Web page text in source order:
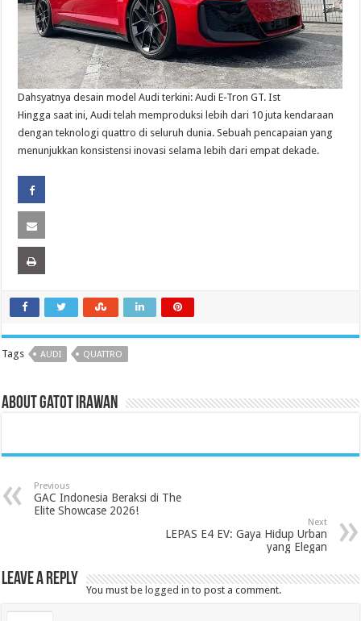
Dahsyatnya desain model Audi terkini: Audi E-Tron GT. Ist
Hingga saat ini, Audi telah memproduksi lebih dari 10 juta kendaraan
dengan teknologi quattro di seluruh dunia. Sebuah pencapaian yang
menunjukkan konsistensi inovasi selama lebih dari empat dekade.
Tags AUDI QUATTRO
About Gatot Irawan
Previous
GAC Indonesia Beraksi di The
Elite Showcase 2026!
Next
LEPAS E4 EV: Gaya Hidup Urban
yang Elegan
Leave a Reply
You must be logged in to post a comment.